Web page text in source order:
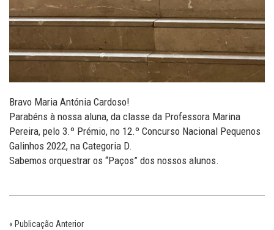
Bravo Maria Antónia Cardoso!
Parabéns à nossa aluna, da classe da Professora Marina
Pereira, pelo 3.º Prémio, no 12.º Concurso Nacional Pequenos
Galinhos 2022, na Categoria D.
Sabemos orquestrar os “Paços” dos nossos alunos.
« Publicação Anterior